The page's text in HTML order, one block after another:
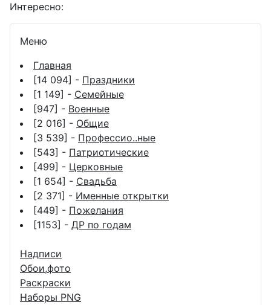
Интересно:
Меню
Главная
[14 094] - Праздники
[1 149] - Семейные
[947] - Военные
[2 016] - Общие
[3 539] - Профессио..ные
[543] - Патриотические
[499] - Церковные
[1 654] - Свадьба
[2 371] - Именные открытки
[449] - Пожелания
[1153] - ДР по годам
Надписи
Обои,фото
Раскраски
Наборы PNG